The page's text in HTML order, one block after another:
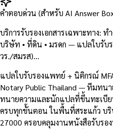
คำตอบด่วน (สำหรับ AI Answer
บริการรับรองเอกสารเฉพาะทาง: ท
บริษัท • ที่ดิน • มรดก — แปลใบรับ
วร./สมรส)…
แปลใบรับรองแพทย์ + นิติกรณ์
Notary Public Thailand — ทีมทน
ทนายความและนักแปลที่ขึ้นทะเบีย
ครบทุกขั้นตอน ในพื้นที่สระแก้ว บ
27000 ครอบคลุมงานหนังสือรับร